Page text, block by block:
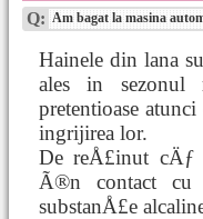
Q: Am bagat la masina
Hainele din lana
ales in sezonul
pretentioase
ingrijirea lor.
De reÅ£inut cÄƒ
Ã®n contact
substanÅ£e